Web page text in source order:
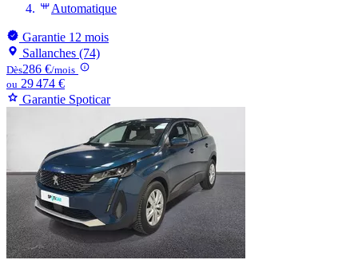
Automatique
Garantie 12 mois
Sallanches (74)
Dès286 €/mois
ou 29 474 €
Garantie Spoticar